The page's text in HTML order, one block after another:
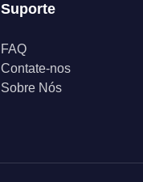
Suporte
FAQ
Contate-nos
Sobre Nós